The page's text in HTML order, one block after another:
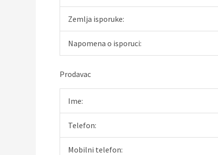
Zemlja isporuke:
Napomena o isporuci:
Prodavac
Ime:
Telefon:
Mobilni telefon: